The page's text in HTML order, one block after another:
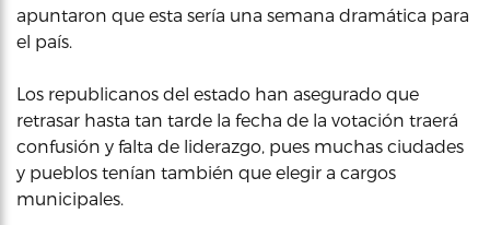
apuntaron que esta sería una semana dramática para
el país.
Los republicanos del estado han asegurado que
retrasar hasta tan tarde la fecha de la votación traerá
confusión y falta de liderazgo, pues muchas ciudades
y pueblos tenían también que elegir a cargos
municipales.